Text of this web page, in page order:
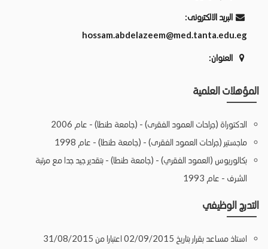
البريد الالكترونى:
hossam.abdelazeem@med.tanta.edu.eg
العنوان:
المؤهلات العلمية
الدكتوراة (جراحات العمود الفقرى) - (جامعة طنطا) - عام 2006
ماجستير (جراحات العمود الفقرى) - (جامعة طنطا) - عام 1998
بكالوريوس (العمود الفقري) - (جامعة طنطا) - بتقدير جيد جدا مع مرتبة
الشرف - عام 1993
التدرج الوظيفي
استاذ مساعد بقرار بتاريخ 02/09/2015 اعتبارا من 31/08/2015